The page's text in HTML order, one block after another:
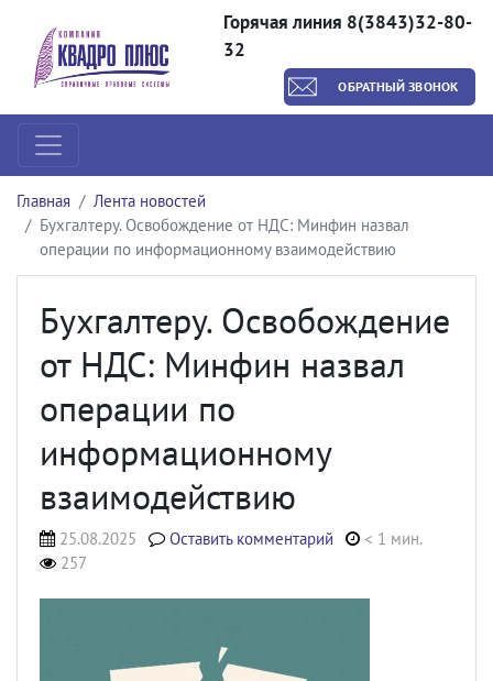
Горячая линия 8(3843)32-80-
32
ОБРАТНЫЙ ЗВОНОК
Главная
Лента новостей
Бухгалтеру. Освобождение от НДС: Минфин назвал
операции по информационному взаимодействию
Бухгалтеру. Освобождение
от НДС: Минфин назвал
операции по
информационному
взаимодействию
25.08.2025 Оставить комментарий
< 1 мин.
257